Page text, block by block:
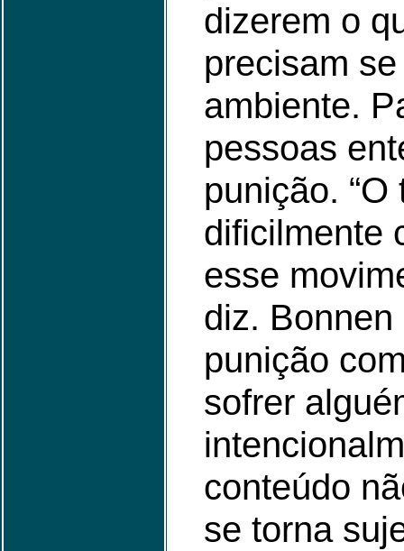
dizerem o
precisam
ambiente.
pessoas
punição.
dificilmente
esse
diz.
punição
sofrer
conteúdo
se torna